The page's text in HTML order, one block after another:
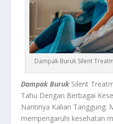
Dampak Buruk Silent
Dampak BurukSilent
Tahu Dengan Berbagai
Nantinya Kalian Tanggung.
mempengaruhi kesehatan